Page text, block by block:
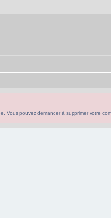
Vous pouvez demander à supprimer votre